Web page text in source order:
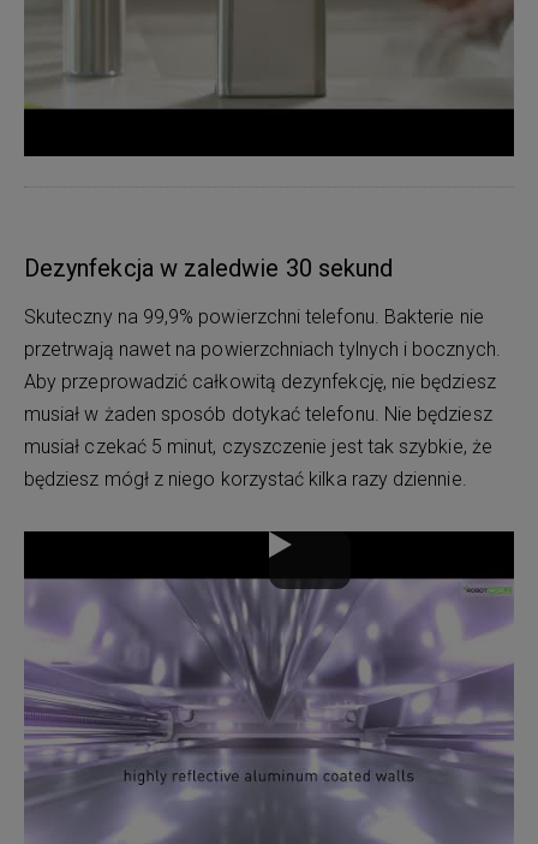
Dezynfekcja w zaledwie 30 sekund
Skuteczny na 99,9% powierzchni telefonu. Bakterie nie
przetrwają nawet na powierzchniach tylnych i bocznych.
Aby przeprowadzić całkowitą dezynfekcję, nie będziesz
musiał w żaden sposób dotykać telefonu. Nie będziesz
musiał czekać 5 minut, czyszczenie jest tak szybkie, że
będziesz mógł z niego korzystać kilka razy dziennie.